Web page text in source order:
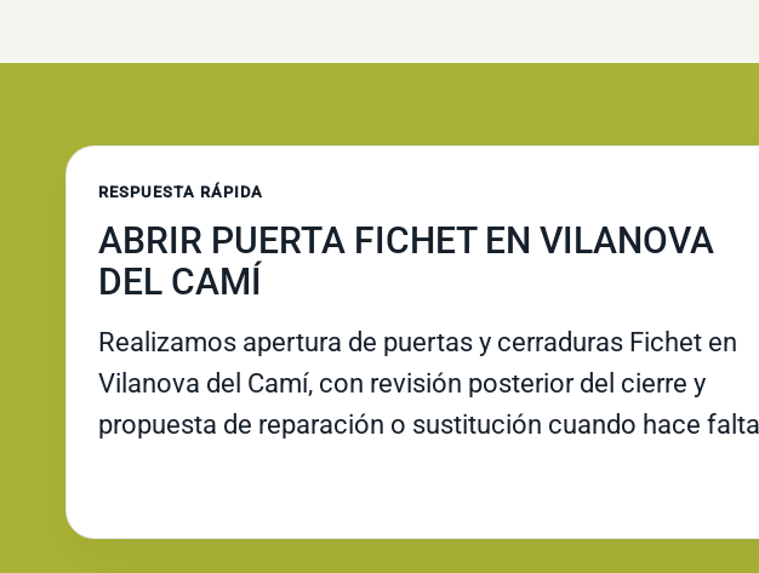
RESPUESTA RÁPIDA
ABRIR PUERTA FICHET EN VILANOVA
DEL CAMÍ
Realizamos apertura de puertas y cerraduras Fichet en
Vilanova del Camí, con revisión posterior del cierre y
propuesta de reparación o sustitución cuando hace